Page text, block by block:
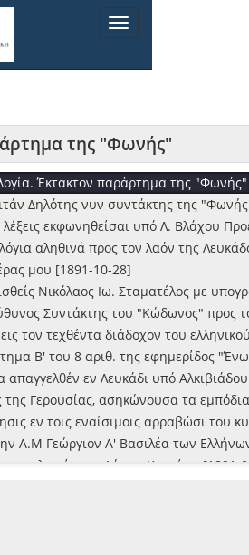
Toggle
navigation
της "Φωνής"
εν τω Μητροπολιτικώ Ναώ
εκφωνηθείς υπό του κυρίου Γ.
εκφωνηθείς εις τον
εις τον σεβασμιώτατον
απάντησις [1880-03-20]
Α', "Δανάη μου!" με υπογραφή
Ιωάννης Α. Σκιαδόπουλος
Έκτακτον παράρτημα της "Φωνής"
Δηλότης νυν συντάκτης της
εκφωνηθείσαι υπό Λ. Βλάχου
αληθινά προς τον λαόν της
μου [1891-10-28]
Νικόλαος Ιω. Σταματέλος με
Συντάκτης του "Κώδωνος" προς
τον τεχθέντα διάδοχον του
Β' του 8 αριθ. της εφημερίδος
απαγγελθέν εν Λευκάδι υπό
της Γερουσίας, ασηκώνουσα τα
εν τοις εναίσιμοις αρραβώσι του
Α.Μ Γεώργιον Α' Βασιλέα των
εκλογείς του Δήμου Κρανίων [1891-